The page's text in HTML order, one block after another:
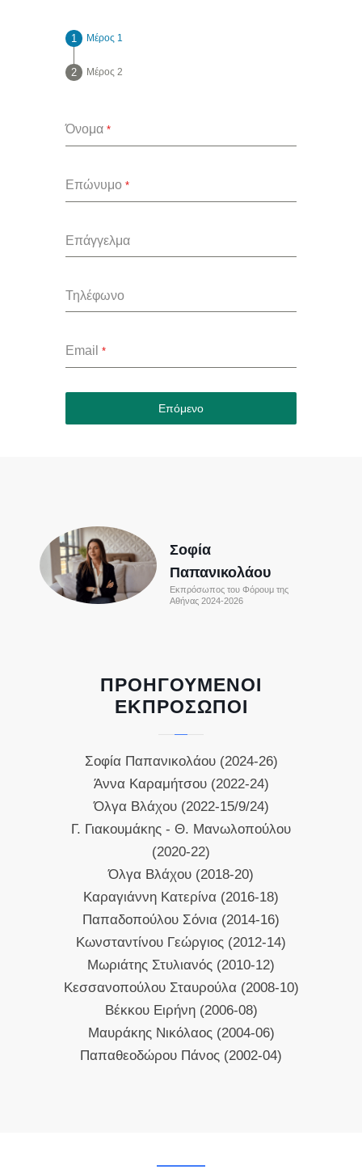
Μέρος 1
Μέρος 2
Όνομα *
Επώνυμο *
Επάγγελμα
Τηλέφωνο
Email *
Επόμενο
Σοφία
Παπανικολάου
Εκπρόσωπος του Φόρουμ της
Αθήνας 2024-2026
ΠΡΟΗΓΟΥΜΕΝΟΙ
ΕΚΠΡΟΣΩΠΟΙ
Σοφία Παπανικολάου (2024-26)
Άννα Καραμήτσου (2022-24)
Όλγα Βλάχου (2022-15/9/24)
Γ. Γιακουμάκης - Θ. Μανωλοπούλου
(2020-22)
Όλγα Βλάχου (2018-20)
Καραγιάννη Κατερίνα (2016-18)
Παπαδοπούλου Σόνια (2014-16)
Κωνσταντίνου Γεώργιος (2012-14)
Μωριάτης Στυλιανός (2010-12)
Κεσσανοπούλου Σταυρούλα (2008-10)
Βέκκου Ειρήνη (2006-08)
Μαυράκης Νικόλαος (2004-06)
Παπαθεοδώρου Πάνος (2002-04)